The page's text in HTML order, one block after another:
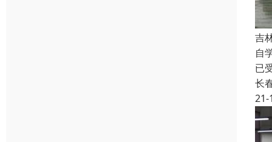
吉
自
已
长
21-